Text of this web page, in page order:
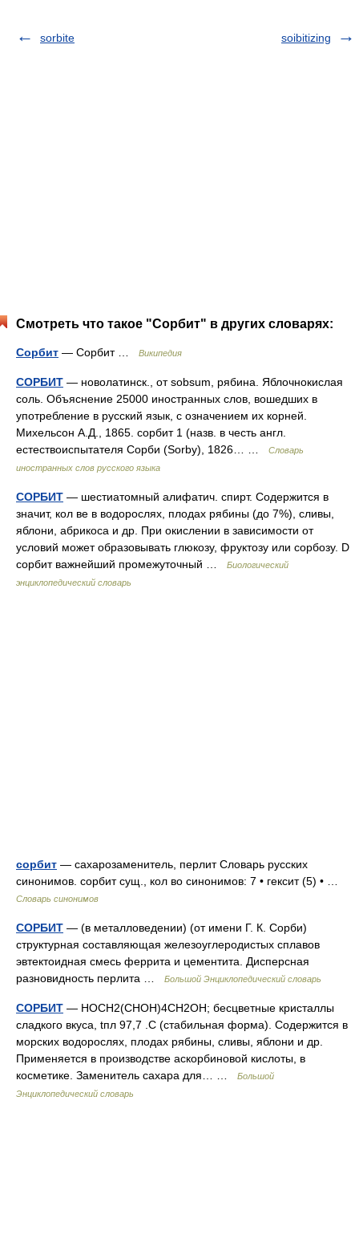
sorbite soibitizing
Смотреть что такое "Сорбит" в других словарях:
Сорбит — Сорбит … Википедия
СОРБИТ — новолатинск., от sobsum, рябина. Яблочнокислая
соль. Объяснение 25000 иностранных слов, вошедших в
употребление в русский язык, с означением их корней.
Михельсон А.Д., 1865. сорбит 1 (назв. в честь англ.
естествоиспытателя Сорби (Sorby), 1826… …
Словарь
иностранных слов русского языка
СОРБИТ — шестиатомный алифатич. спирт. Содержится в
значит, кол ве в водорослях, плодах рябины (до 7%), сливы,
яблони, абрикоса и др. При окислении в зависимости от
условий может образовывать глюкозу, фруктозу или сорбозу. D
сорбит важнейший промежуточный …
Биологический
энциклопедический словарь
сорбит — сахарозаменитель, перлит Словарь русских
синонимов. сорбит сущ., кол во синонимов: 7 • гексит (5) • …
Словарь синонимов
СОРБИТ — (в металловедении) (от имени Г. К. Сорби)
структурная составляющая железоуглеродистых сплавов
эвтектоидная смесь феррита и цементита. Дисперсная
разновидность перлита …
Большой Энциклопедический словарь
СОРБИТ — НОСН2(СНОН)4СН2ОН; бесцветные кристаллы
сладкого вкуса, tпл 97,7 .С (стабильная форма). Содержится в
морских водорослях, плодах рябины, сливы, яблони и др.
Применяется в производстве аскорбиновой кислоты, в
косметике. Заменитель сахара для… …
Большой
Энциклопедический словарь